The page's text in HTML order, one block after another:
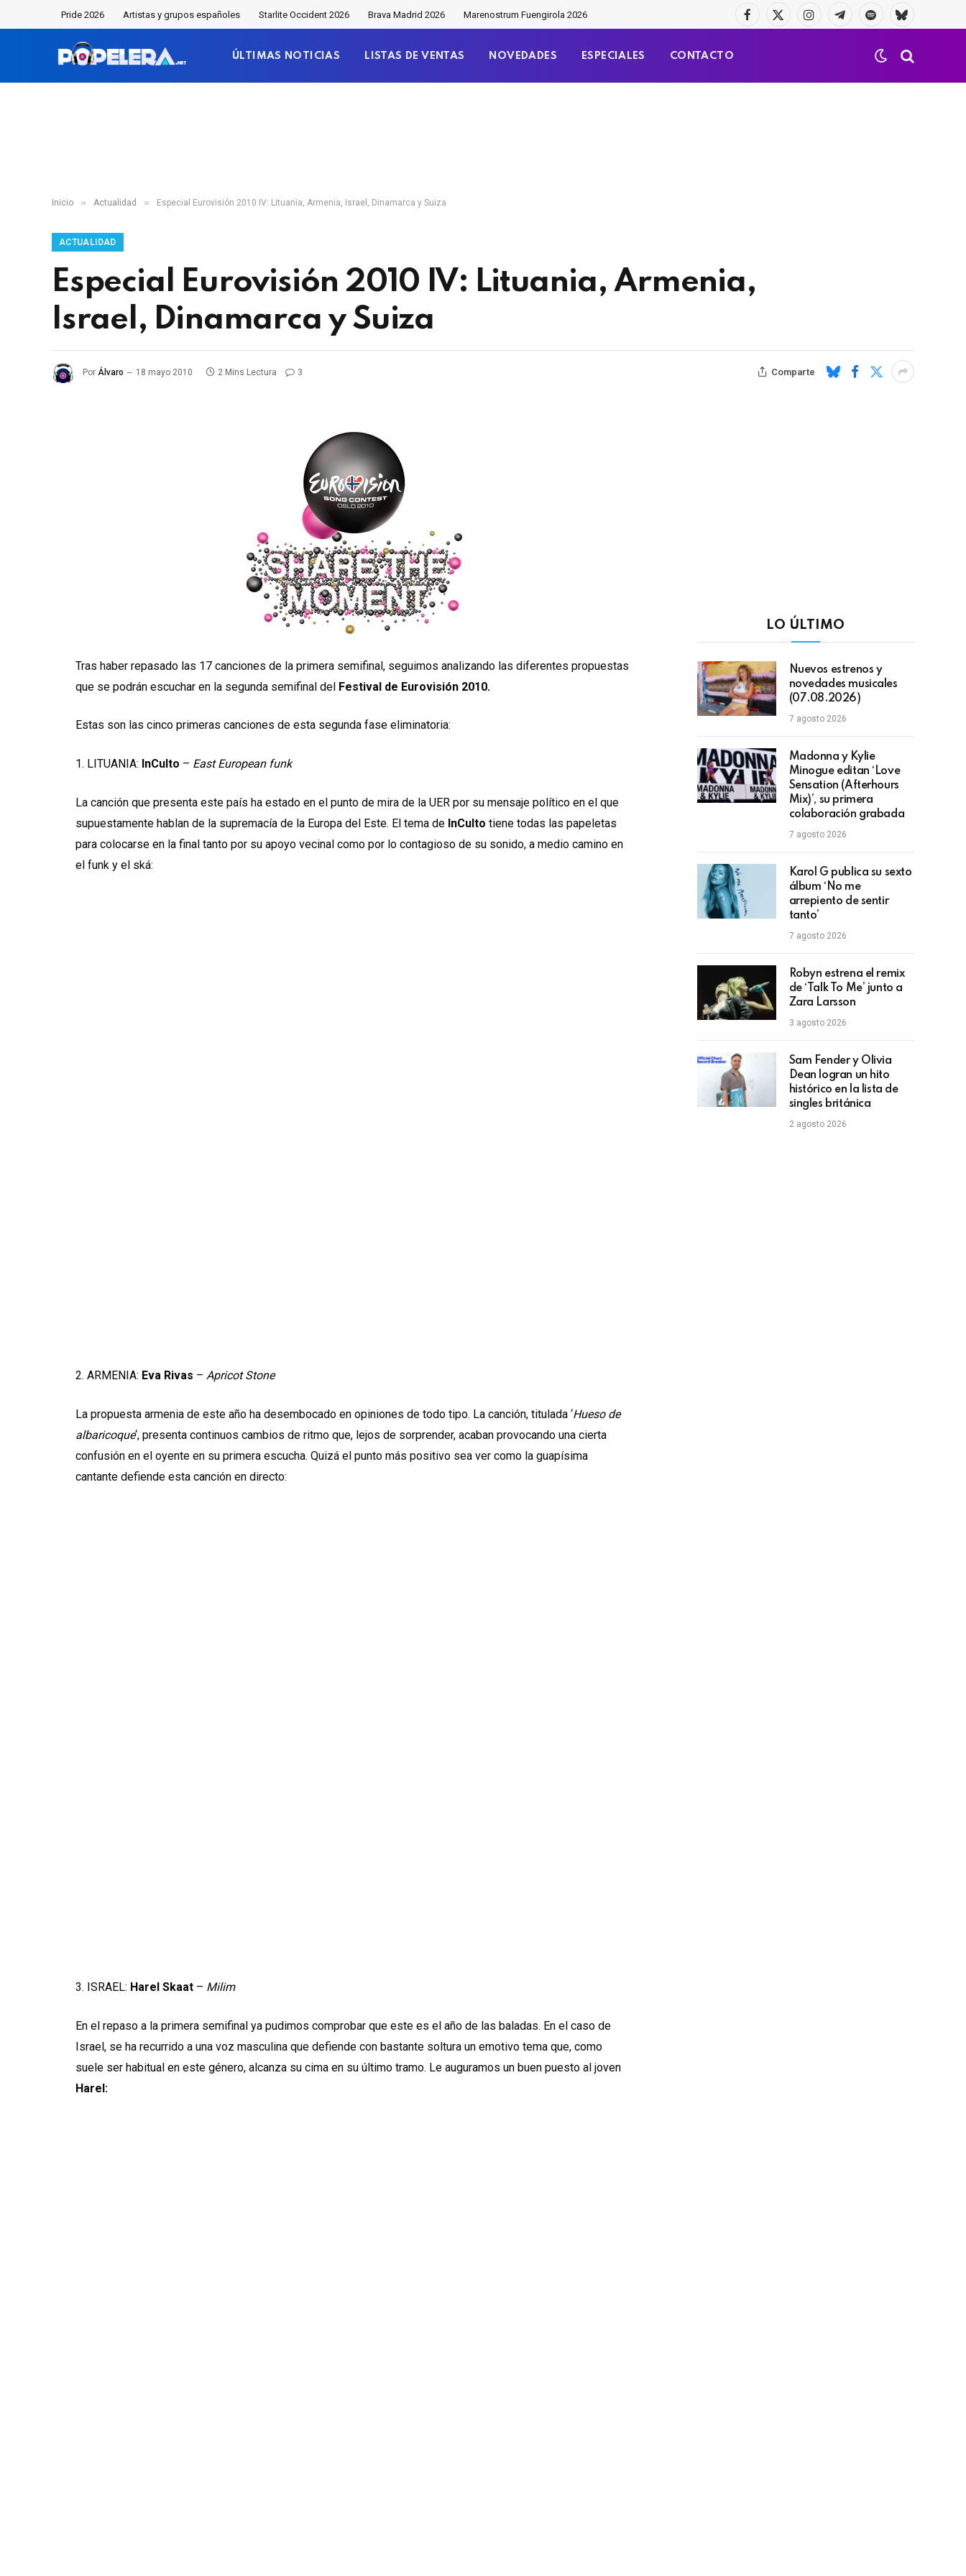
Pride 2026 Artistas y grupos españoles Starlite Occident 2026 Brava Madrid 2026 Marenostrum Fuengirola 2026
Facebook
X
InstagramTelegramaSpotifyBluesky
ÚLTIMAS NOTICIAS LISTAS DE VENTAS NOVEDADES ESPECIALES CONTACTO
Inicio » Actualidad » Especial Eurovisión 2010 IV: Lituania, Armenia, Israel, Dinamarca y Suiza
ACTUALIDAD
Especial Eurovisión 2010 IV: Lituania, Armenia,
Israel, Dinamarca y Suiza
Por Álvaro 18 mayo 2010 2 Mins Lectura 3 Comparte
Tras haber repasado las 17 canciones de la primera semifinal, seguimos analizando las diferentes propuestas
que se podrán escuchar en la segunda semifinal del Festival de Eurovisión 2010.
Estas son las cinco primeras canciones de esta segunda fase eliminatoria:
1. LITUANIA: InCulto – East European funk
La canción que presenta este país ha estado en el punto de mira de la UER por su mensaje político en el que
supuestamente hablan de la supremacía de la Europa del Este. El tema de InCulto tiene todas las papeletas
para colocarse en la final tanto por su apoyo vecinal como por lo contagioso de su sonido, a medio camino en
el funk y el ská:
2. ARMENIA: Eva Rivas –Apricot Stone
La propuesta armenia de este año ha desembocado en opiniones de todo tipo. La canción, titulada ‘Hueso de
albaricoque‘, presenta continuos cambios de ritmo que, lejos de sorprender, acaban provocando una cierta
confusión en el oyente en su primera escucha. Quizá el punto más positivo sea ver como la guapísima
cantante defiende esta canción en directo:
3. ISRAEL: Harel Skaat – Milim
En el repaso a la primera semifinal ya pudimos comprobar que este es el año de las baladas. En el caso de
Israel, se ha recurrido a una voz masculina que defiende con bastante soltura un emotivo tema que, como
suele ser habitual en este género, alcanza su cima en su último tramo. Le auguramos un buen puesto al joven
Harel:
LO ÚLTIMO
Nuevos estrenos y
novedades musicales
(07.08.2026)
7 agosto 2026
Madonna y Kylie
Minogue editan ‘Love
Sensation (Afterhours
Mix)’, su primera
colaboración grabada
7 agosto 2026
Karol G publica su sexto
álbum ‘No me
arrepiento de sentir
tanto’
7 agosto 2026
Robyn estrena el remix
de ‘Talk To Me’ junto a
Zara Larsson
3 agosto 2026
Sam Fender y Olivia
Dean logran un hito
histórico en la lista de
singles británica
2 agosto 2026